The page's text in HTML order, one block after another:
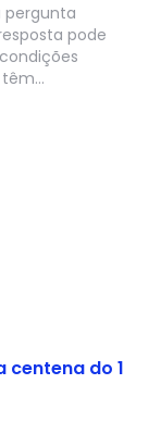
pergunta
pode
têm…
centena do 1